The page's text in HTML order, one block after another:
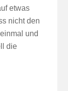
etwas
nicht den
und
die